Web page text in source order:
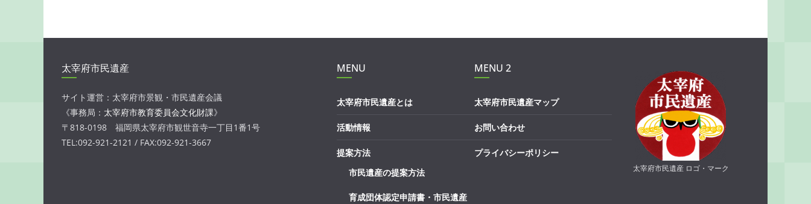
太宰府市民遺産
サイト運営：太宰府市景観・市民遺産会議
《事務局： 太宰府市教育委員会文化財課》
〒818-0198 福岡県太宰府市観世音寺一丁目1番1号
TEL:092-921-2121 / FAX:092-921-3667
MENU
太宰府市民遺産とは
活動情報
提案方法
市民遺産の提案方法
育成団体認定申請書・市民遺産
MENU 2
太宰府市民遺産マップ
お問い合わせ
プライバシーポリシー
太宰府市民遺産 ロゴ・マーク